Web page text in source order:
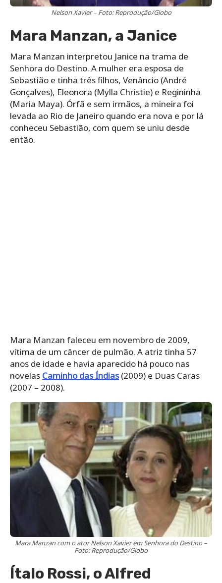
Nelson Xavier – Foto: Reprodução/Globo
Mara Manzan, a Janice
Mara Manzan interpretou Janice na trama de
Senhora do Destino. A mulher era esposa de
Sebastião e tinha três filhos, Venâncio (André
Gonçalves), Eleonora (Mylla Christie) e Regininha
(Maria Maya). Órfã e sem irmãos, a mineira foi
levada ao Rio de Janeiro quando era nova e por lá
conheceu Sebastião, com quem se uniu desde
então.
Mara Manzan faleceu em novembro de 2009,
vítima de um câncer de pulmão. A atriz tinha 57
anos de idade e havia aparecido há pouco nas
novelas Caminho das Índias(2009) e Duas Caras
(2007 – 2008).
Mara Manzan com o ator Nelson Xavier em Senhora do Destino –
Foto: Reprodução/Globo
Ítalo Rossi, o Alfred